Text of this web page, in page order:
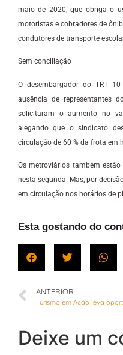
maio de 2020, que obriga o
motoristas e cobradores de
condutores de transporte
Sem conciliação
O desembargador do TRT
ausência de representantes
solicitaram o aumento no
alegando que o sindicato
circulação de 60 % da frota em
Os metroviários também
nesta segunda. Mas, por
em circulação nos horários de
Esta gostando do
ANTERIOR
Deixe um